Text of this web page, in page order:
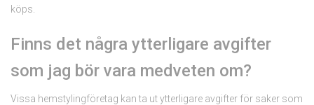
köps.
Finns det några ytterligare avgifter
som jag bör vara medveten om?
Vissa hemstylingföretag kan ta ut ytterligare avgifter för saker som